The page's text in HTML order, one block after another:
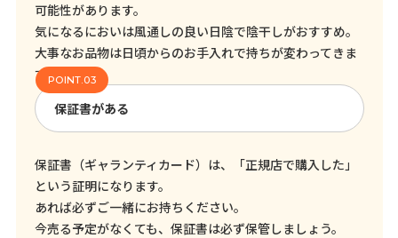
可能性があります。
気になるにおいは風通しの良い日陰で陰干しがおすすめ。
大事なお品物は日頃からのお手入れで持ちが変わってきま
す！
保証書がある
保証書（ギャランティカード）は、「正規店で購入した」
という証明になります。
あれば必ずご一緒にお持ちください。
今売る予定がなくても、保証書は必ず保管しましょう。